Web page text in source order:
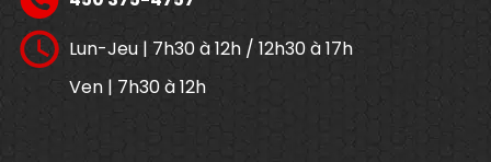
Lun-Jeu | 7h30 à 12h / 12h30 à 17h
Ven | 7h30 à 12h